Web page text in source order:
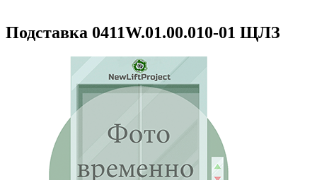
Подставка 0411W.01.00.010-01 ЩЛЗ